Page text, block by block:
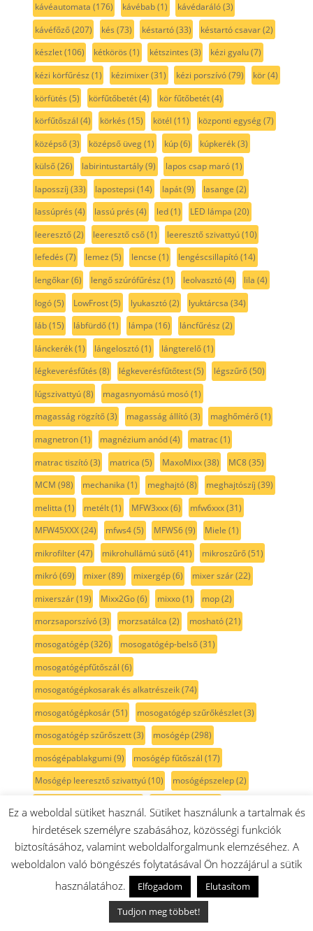
kávéautomata (176) kávébab(1) kávédaráló(3)
kávéfőző(207) kés (73) késtartó(33) késtartó csavar(2)
készlet(106) kétkörös (1) kétszintes (3) kézi gyalu(7)
kézi körfűrész (1) kézimixer(31) kézi porszívó(79) kör(4)
körfütés (5) körfűtőbetét(4) kör fűtőbetét(4)
körfűtőszál (4) körkés (15) kötél (11) központi egység(7)
középső(3) középső üveg(1) kúp(6) kúpkerék(3)
külső(26) labirintustartály(9) lapos csap maró(1)
laposszíj (33) lapostepsi (14) lapát(9) lasange (2)
lassúprés (4) lassú prés (4) led(1) LED lámpa (20)
leeresztő(2) leeresztő cső(1) leeresztő szivattyú(10)
lefedés (7) lemez (5) lencse (1) lengéscsillapító(14)
lengőkar(6) lengő szúrófűrész (1) leolvasztó(4) lila (4)
logó(5) LowFrost(5) lyukasztó(2) lyuktárcsa (34)
láb(15) lábfürdő(1) lámpa (16) láncfűrész (2)
lánckerék(1) lángelosztó(1) lángterelő(1)
légkeverésfűtés (8) légkeverésfűtőtest(5) légszűrő(50)
lúgszivattyú(8) magasnyomású mosó(1)
magasság rögzítő(3) magasság állító(3) maghőmérő(1)
magnetron(1) magnézium anód(4) matrac(1)
matrac tiszító(3) matrica (5) MaxoMixx(38) MC8(35)
MCM (98) mechanika (1) meghajtó(8) meghajtószíj (39)
melitta (1) metélt(1) MFW3xxx(6) mfw6xxx(31)
MFW45XXX(24) mfws4(5) MFWS6(9) Miele (1)
mikrofilter(47) mikrohullámú sütő(41) mikroszűrő(51)
mikró(69) mixer(89) mixergép(6) mixer szár(22)
mixerszár(19) Mixx2Go(6) mixxo(1) mop(2)
morzsaporszívó(3) morzsatálca (2) mosható(21)
mosogatógép(326) mosogatógép-belső(31)
mosogatógépfűtőszál (6)
mosogatógépkosarak és alkatrészeik(74)
mosogatógépkosár(51) mosogatógép szűrőkészlet(3)
mosogatógép szűrőszett(3) mosógép(298)
mosógépablakgumi (9) mosógép fűtőszál (17)
Mosógép leeresztő szivattyú(10) mosógépszelep(2)
mosószerfedél(2) mosószertartó(25) mosószárító (5)
mosószárítógép(1) motor(69) motorkefe(7)
motorvédő(9) MultiBox(4) multifunkciós(1)
(6)
(185) MUM6(14)
Ez a weboldal sütiket használ. Sütiket használunk a tartalmak és
hirdetések személyre szabásához, közösségi funkciók
biztosításához, valamint weboldalforgalmunk elemzéséhez. A
weboldalon való böngészés folytatásával Ön hozzájárul a sütik
használatához.
Elfogadom
Elutasítom
Tudjon meg többet!